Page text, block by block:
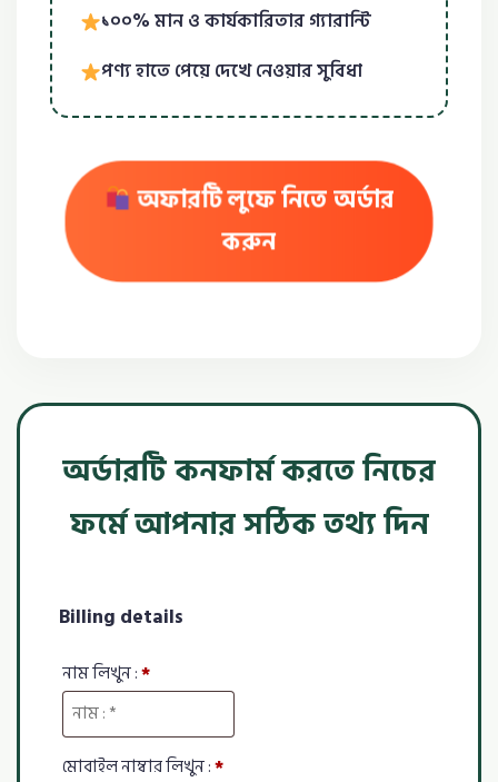
১০০% মান ও কার্যকারিতার গ্যারান্টি
পণ্য হাতে পেয়ে দেখে নেওয়ার সুবিধা
অফারটি লুফে নিতে অর্ডার
করুন
অর্ডারটি কনফার্ম করতে নিচের
ফর্মে আপনার সঠিক তথ্য দিন
Billing details
নাম লিখুন :*
মোবাইল নাম্বার লিখুন :*